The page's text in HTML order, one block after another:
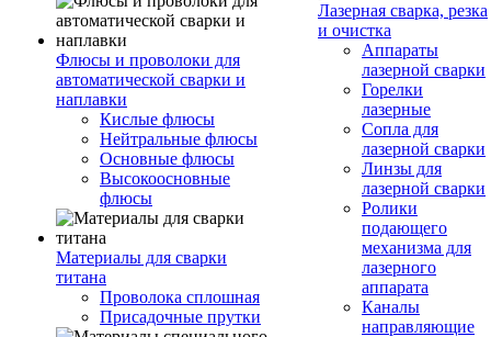
Флюсы и проволоки для
автоматической сварки и
наплавки
Кислые флюсы
Нейтральные флюсы
Основные флюсы
Высокоосновные
флюсы
Материалы для сварки
титана
Проволока сплошная
Присадочные прутки
Лазерная сварка, резка
и очистка
Аппараты
лазерной сварки
Горелки
лазерные
Сопла для
лазерной сварки
Линзы для
лазерной сварки
Ролики
подающего
механизма для
лазерного
аппарата
Каналы
направляющие